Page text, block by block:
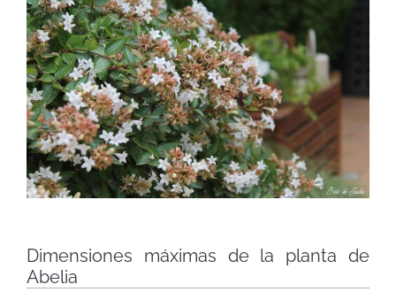
Dimensiones máximas de la planta de
Abelia